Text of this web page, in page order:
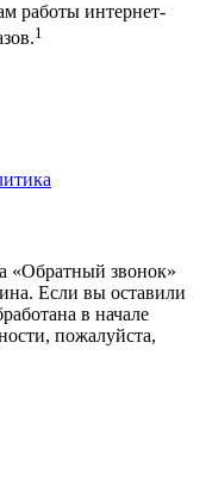
работы интернет-
1
«Обратный звонок»
Если вы оставили
в начале
пожалуйста,